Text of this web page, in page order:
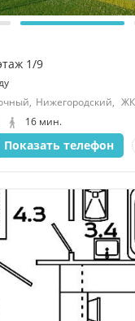
1/9
Нижегородский,
16 мин.
Показать телефон